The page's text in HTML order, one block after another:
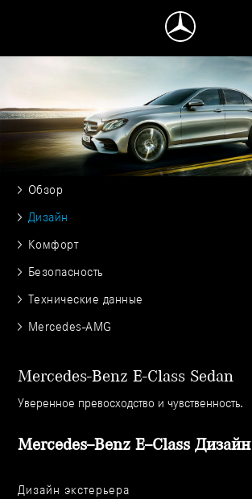
Обзор
Дизайн
Комфорт
Безопасность
Технические данные
Mercedes-AMG
Mercedes-Benz E-Class Sedan
Уверенное превосходство и чувственность.
Mercedes–Benz E–Class Дизайн
Дизайн экстерьера